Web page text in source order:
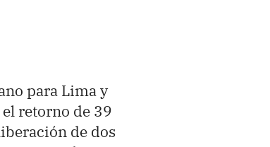
para Lima y
retorno de 39
de dos